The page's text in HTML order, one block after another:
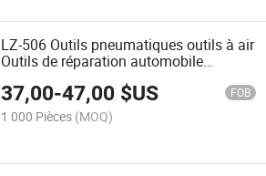
LZ-506 Outils pneumatiques outils à air
Outils de réparation automobile
ponceuse orbitale meuleuse clé à
chocs pelle
37,00-47,00 $US FOB
1 000 Pièces (MOQ)